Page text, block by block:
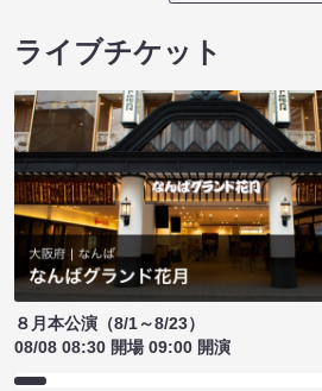
ライブチケット
８月本公演（8/1～8/23）
08/08 08:30 開場 09:00 開演